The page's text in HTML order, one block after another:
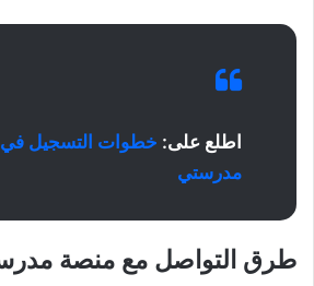
اطلع على: خطوات التسجيل
مدرستي
طرق التواصل مع منصة